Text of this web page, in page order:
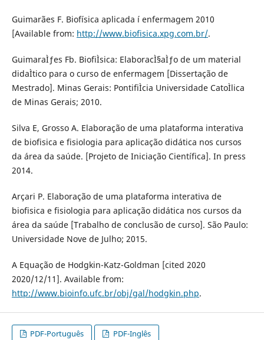
Guimarães F. Biofí­sica aplicada í enfermagem 2010
[Available from: http://www.biofisica.xpg.com.br/.
GuimaraÌƒes Fb. BiofiÌsica: ElaboracÌ§aÌƒo de um material
didaÌtico para o curso de enfermagem [Dissertação de
Mestrado]. Minas Gerais: PontifiÌcia Universidade CatoÌlica
de Minas Gerais; 2010.
Silva E, Grosso A. Elaboração de uma plataforma interativa
de biofisica e fisiologia para aplicação didática nos cursos
da área da saúde. [Projeto de Iniciação Cientí­fica]. In press
2014.
Arçari P. Elaboração de uma plataforma interativa de
biofisica e fisiologia para aplicação didática nos cursos da
área da saúde [Trabalho de conclusão de curso]. São Paulo:
Universidade Nove de Julho; 2015.
A Equação de Hodgkin-Katz-Goldman [cited 2020
2020/12/11]. Available from:
http://www.bioinfo.ufc.br/obj/gal/hodgkin.php.
PDF-Português PDF-Inglês